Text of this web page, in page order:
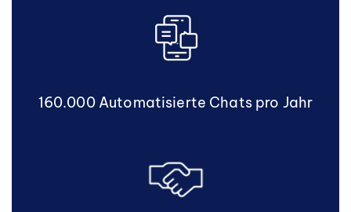
160.000 Automatisierte Chats pro Jahr